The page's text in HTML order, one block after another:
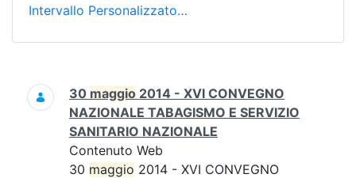
Intervallo Personalizzato…
Ricerca
30 maggio 2014 - XVI CONVEGNO
NAZIONALE TABAGISMO E SERVIZIO
SANITARIO NAZIONALE
Contenuto Web
30 maggio 2014 - XVI CONVEGNO